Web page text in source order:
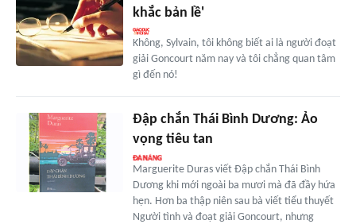
khắc bản lề'
Không, Sylvain, tôi không biết ai là người đoạt
giải Goncourt năm nay và tôi chẳng quan tâm
gì đến nó!
Đập chắn Thái Bình Dương: Ảo
vọng tiêu tan
Marguerite Duras viết Đập chắn Thái Bình
Dương khi mới ngoài ba mươi mà đã đầy hứa
hẹn. Hơn ba thập niên sau bà viết tiểu thuyết
Người tình và đoạt giải Goncourt, nhưng